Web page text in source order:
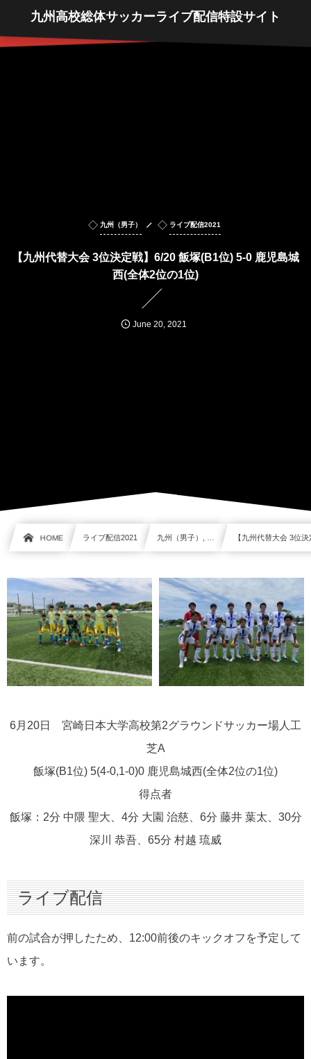
九州高校総体サッカーライブ配信特設サイト
九州（男子） ライブ配信2021
【九州代替大会 3位決定戦】6/20 飯塚(B1位) 5-0 鹿児島城
西(全体2位の1位)
June 20,2021
HOME ライブ配信2021 九州（男子）, … 【九州代替大会 3位
6月20日 宮崎日本大学高校第2グラウンドサッカー場人工
芝A
飯塚(B1位) 5(4-0,1-0)0 鹿児島城西(全体2位の1位)
得点者
飯塚：2分 中隈 聖大、4分 大園 治慈、6分 藤井 葉太、30分
深川 恭吾、65分 村越 琉威
ライブ配信
前の試合が押したため、12:00前後のキックオフを予定して
います。